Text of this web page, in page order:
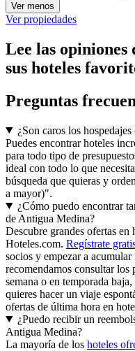
Ver menos
Ver propiedades
Lee las opiniones
sus hoteles
Preguntas
¿Son caros los
Puedes encontrar hoteles
para todo tipo de
ideal con todo lo que
búsqueda que quieras y
a mayor)".
¿Cómo puedo encontrar
de Antigua Medina?
Descubre grandes ofertas
Hoteles.com. Regístrate
socios y empezar a
recomendamos consultar los
semana o en temporada
quieres hacer un viaje
ofertas de última hora en
¿Puedo recibir un
Antigua Medina?
La mayoría de los hoteles